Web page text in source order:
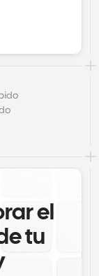
el
tu